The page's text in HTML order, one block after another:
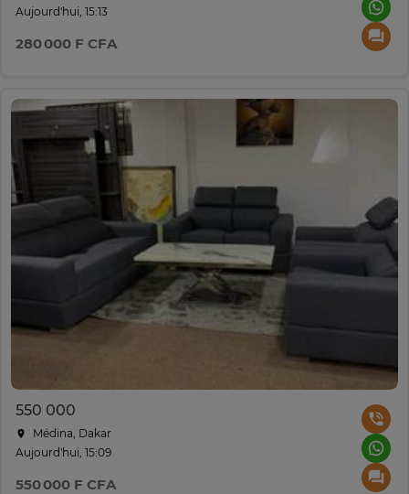
Aujourd'hui, 15:13
280 000 F CFA
550 000
Médina, Dakar
Aujourd'hui, 15:09
550 000 F CFA